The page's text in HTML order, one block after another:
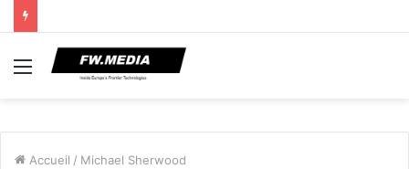
Menu
Accueil / Michael Sherwood